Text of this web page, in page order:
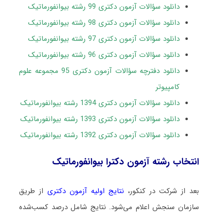
دانلود سؤالات آزمون دکتری 99 رشته بیوانفورماتیک
دانلود سؤالات آزمون دکتری 98 رشته بیوانفورماتیک
دانلود سؤالات آزمون دکتری 97 رشته بیوانفورماتیک
دانلود سؤالات آزمون دکتری 96 رشته بیوانفورماتیک
دانلود دفترچه سؤالات آزمون دکتری 95 مجموعه علوم
کامپیوتر
دانلود سؤالات آزمون دکتری 1394 رشته بیوانفورماتیک
دانلود سؤالات آزمون دکتری 1393 رشته بیوانفورماتیک
دانلود سؤالات آزمون دکتری 1392 رشته بیوانفورماتیک
انتخاب رشته آزمون دکترا بیوانفورماتیک
بعد از شرکت در کنکور، نتایج اولیه آزمون دکتری از طریق
سازمان سنجش اعلام می‌شود. نتایج شامل درصد کسب‌شده